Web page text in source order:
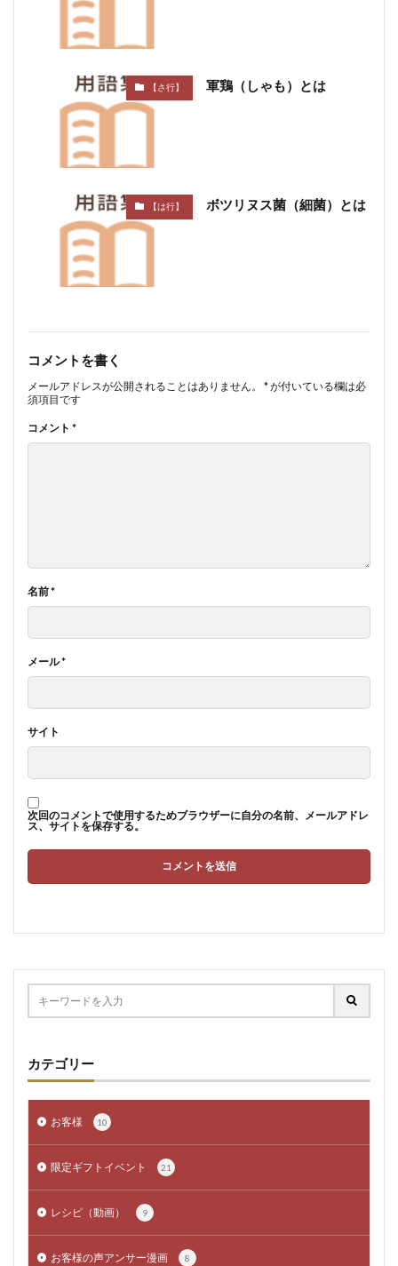
【さ行】 軍鶏（しゃも）とは
【は行】 ボツリヌス菌（細菌）とは
コメントを書く
メールアドレスが公開されることはありません。 *が付いている欄は必
須項目です
コメント *
名前*
メール*
サイト
次回のコメントで使用するためブラウザーに自分の名前、メールアドレ
ス、サイトを保存する。
カテゴリー
お客様 10
限定ギフトイベント 21
レシピ（動画） 9
お客様の声アンサー漫画 8